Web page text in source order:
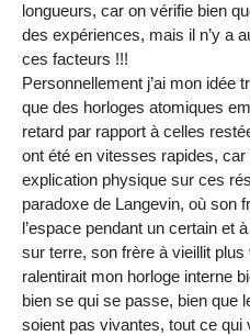
longueurs, car on vérifie bien
des expériences, mais il n’y a
ces facteurs !!!
Personnellement j’ai mon idée
que des horloges atomiques
retard par rapport à celles
ont été en vitesses rapides,
explication physique sur ces
paradoxe de Langevin, où son
l’espace pendant un certain et
sur terre, son frère à vieillit plus
ralentirait mon horloge interne
bien se qui se passe, bien que
soient pas vivantes, tout ce